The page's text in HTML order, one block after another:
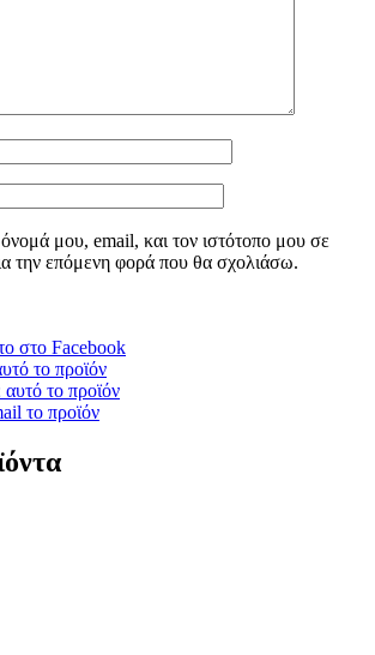
μου, email, και τον ιστότοπο μου σε
την επόμενη φορά που θα σχολιάσω.
στο Facebook
το προϊόν
το προϊόν
το προϊόν